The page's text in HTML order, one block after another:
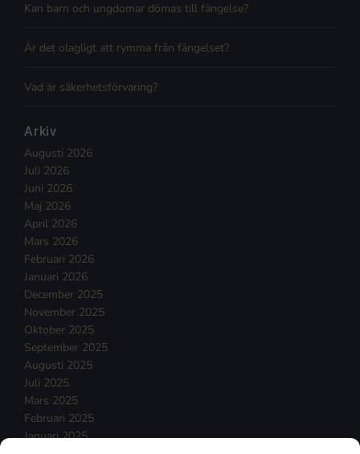
Kan barn och ungdomar dömas till fängelse?
Är det olagligt att rymma från fängelset?
Vad är säkerhetsförvaring?
Arkiv
Augusti 2026
Juli 2026
Juni 2026
Maj 2026
April 2026
Mars 2026
Februari 2026
Januari 2026
December 2025
November 2025
Oktober 2025
September 2025
Augusti 2025
Juli 2025
Mars 2025
Februari 2025
Januari 2025